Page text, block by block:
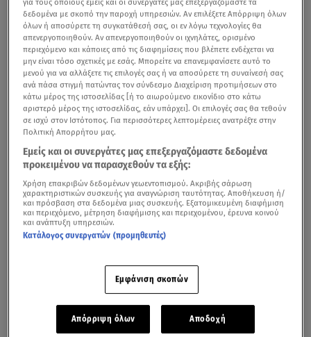
δεδομένα με σκοπό την παροχή υπηρεσιών. Αν επιλέξετε Απόρριψη όλων
όλων ή αποσύρετε τη συγκατάθεσή σας, οι εν λόγω τεχνολογίες θα
απενεργοποιηθούν. Αν απενεργοποιηθούν οι ιχνηλάτες, ορισμένο
περιεχόμενο και κάποιες από τις διαφημίσεις που βλέπετε ενδέχεται να
μην είναι τόσο σχετικές με εσάς. Μπορείτε να επανεμφανίσετε αυτό το
μενού για να αλλάξετε τις επιλογές σας ή να αποσύρετε τη συναίνεσή σας
ανά πάσα στιγμή πατώντας τον σύνδεσμο Διαχείριση προτιμήσεων στο
κάτω μέρος της ιστοσελίδας [ή το αιωρούμενο εικονίδιο στο κάτω
αριστερό μέρος της ιστοσελίδας, εάν υπάρχει]. Οι επιλογές σας θα τεθούν
σε ισχύ στον Ιστότοπος. Για περισσότερες λεπτομέρειες ανατρέξτε στην
Πολιτική Απορρήτου μας.
Εμείς και οι συνεργάτες μας επεξεργαζόμαστε δεδομένα
προκειμένου να παρασχεθούν τα εξής:
Χρήση επακριβών δεδομένων γεωεντοπισμού. Ακριβής σάρωση
χαρακτηριστικών συσκευής για αναγνώριση ταυτότητας. Αποθήκευση ή/
και πρόσβαση στα δεδομένα μιας συσκευής. Εξατομικευμένη διαφήμιση
και περιεχόμενο, μέτρηση διαφήμισης και περιεχομένου, έρευνα κοινού
και ανάπτυξη υπηρεσιών.
Κατάλογος συνεργατών (προμηθευτές)
Εμφάνιση σκοπών
Απόρριψη όλων Αποδοχή